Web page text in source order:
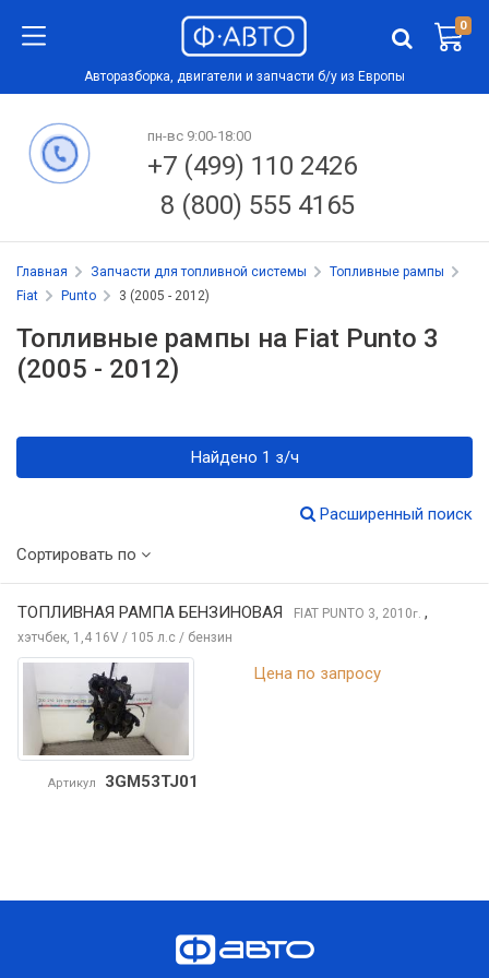
0
Авторазборка, двигатели и запчасти б/у из Европы
пн-вс 9:00-18:00
+7 (499) 110 2426
8 (800) 555 4165
Главная Запчасти для топливной системы
Топливные рампы
Fiat
Punto 3 (2005 - 2012)
Топливные рампы на Fiat Punto 3
(2005 - 2012)
Найдено 1 з/ч
Расширенный поиск
Сортировать по
ТОПЛИВНАЯ РАМПА БЕНЗИНОВАЯ FIAT PUNTO 3, 2010г. ,
хэтчбек, 1,4 16V / 105 л.с / бензин
Артикул 3GM53TJ01
Цена по запросу